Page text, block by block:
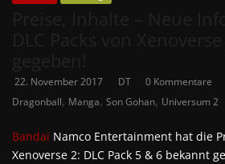
22. November 2017 DT 0 Kommentare
Dragonball, Manga, Son Gohan, Universum 2
Bandai Namco Entertainment hat die
Xenoverse 2: DLC Pack 5 & 6 bekannt